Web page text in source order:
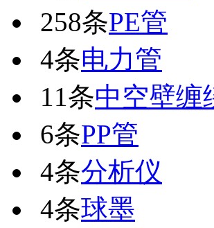
258条PE管
4条电力管
11条中空壁缠
6条PP管
4条分析仪
4条球墨